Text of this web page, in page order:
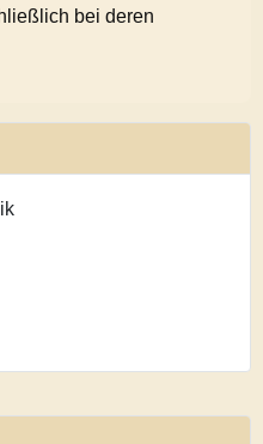
bei deren